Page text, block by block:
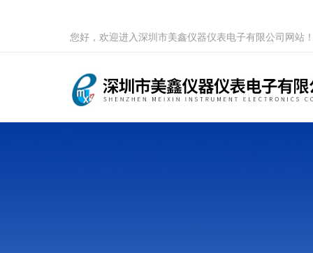
您好，欢迎进入深圳市美鑫仪器仪表电子有限公司网站